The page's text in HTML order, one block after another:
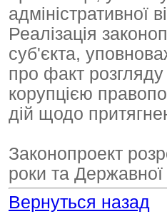
адміністративної
Реалізація
суб'єкта,
про факт
корупцією
дій щодо
Законопроект
роки та
Вернуться назад